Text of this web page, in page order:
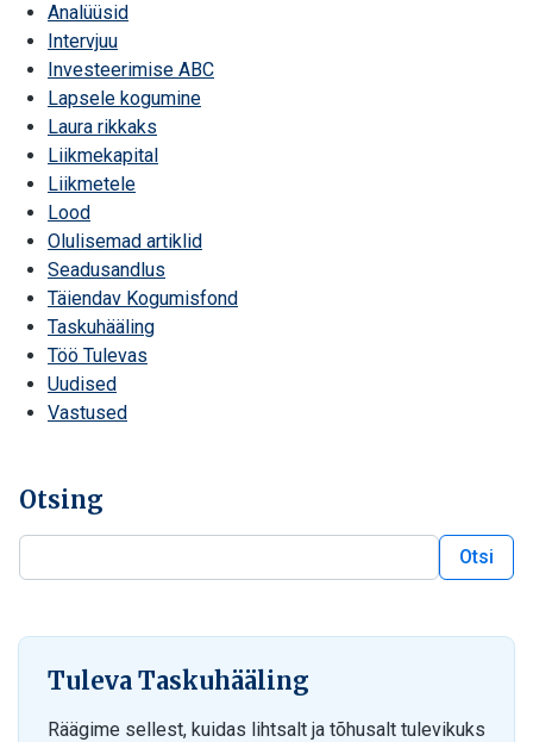
Analüüsid
Intervjuu
Investeerimise ABC
Lapsele kogumine
Laura rikkaks
Liikmekapital
Liikmetele
Lood
Olulisemad artiklid
Seadusandlus
Täiendav Kogumisfond
Taskuhääling
Töö Tulevas
Uudised
Vastused
Otsing
Otsi
Tuleva Taskuhääling
Räägime sellest, kuidas lihtsalt ja tõhusalt tulevikuks